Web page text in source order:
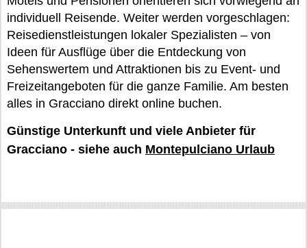
individuell Reisende. Weiter werden vorgeschlagen:
Reisedienstleistungen lokaler Spezialisten – von
Ideen für Ausflüge über die Entdeckung von
Sehenswertem und Attraktionen bis zu Event- und
Freizeitangeboten für die ganze Familie. Am besten
alles in Gracciano direkt online buchen.
Günstige Unterkunft und viele Anbieter für
Gracciano - siehe auch Montepulciano Urlaub